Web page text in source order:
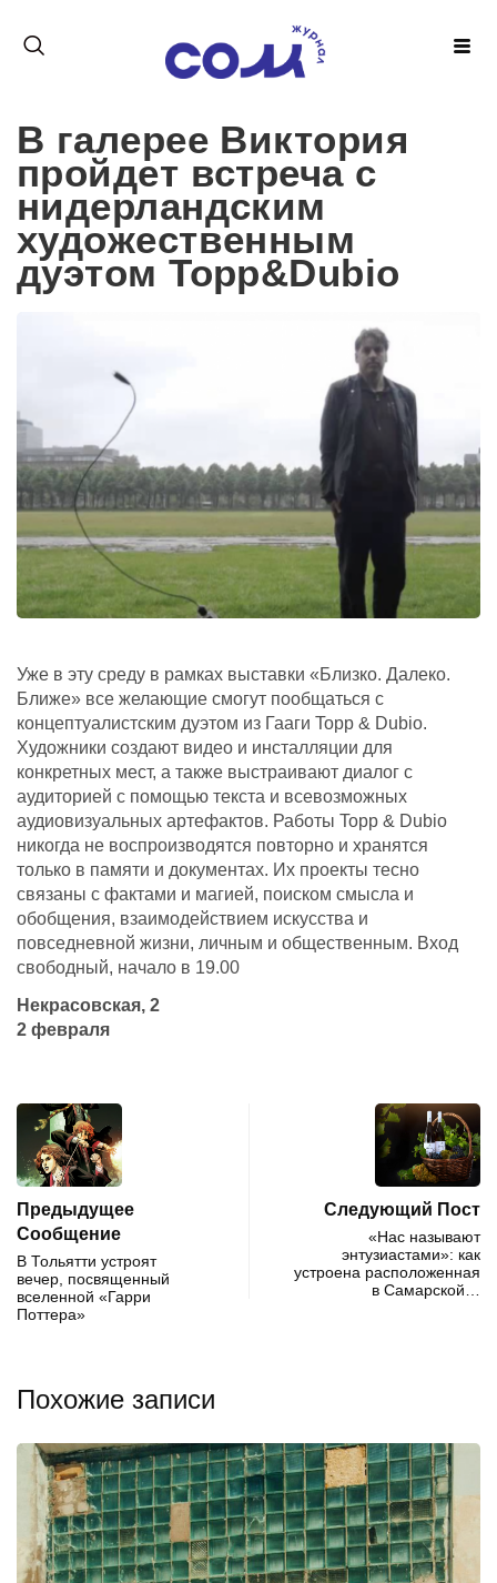
В галерее Виктория
пройдет встреча с
нидерландским
художественным
дуэтом Topp&Dubio
Уже в эту среду в рамках выставки «Близко. Далеко.
Ближе» все желающие смогут пообщаться с
концептуалистским дуэтом из Гааги Topp & Dubio.
Художники создают видео и инсталляции для
конкретных мест, а также выстраивают диалог с
аудиторией с помощью текста и всевозможных
аудиовизуальных артефактов. Работы Topp & Dubio
никогда не воспроизводятся повторно и хранятся
только в памяти и документах. Их проекты тесно
связаны с фактами и магией, поиском смысла и
обобщения, взаимодействием искусства и
повседневной жизни, личным и общественным. Вход
свободный, начало в 19.00
Некрасовская, 2
2 февраля
Предыдущее
Сообщение
В Тольятти устроят
вечер, посвященный
вселенной «Гарри
Поттера»
Следующий Пост
«Нас называют
энтузиастами»: как
устроена расположенная
в Самарской…
Похожие записи